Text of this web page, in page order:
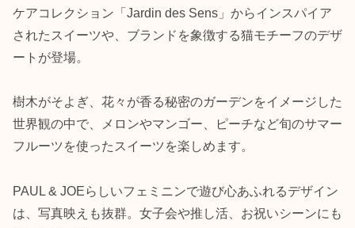
ケアコレクション「Jardin des Sens」からインスパイア
されたスイーツや、ブランドを象徴する猫モチーフのデザ
ートが登場。
樹木がそよぎ、花々が香る秘密のガーデンをイメージした
世界観の中で、メロンやマンゴー、ピーチなど旬のサマー
フルーツを使ったスイーツを楽しめます。
PAUL & JOEらしいフェミニンで遊び心あふれるデザイン
は、写真映えも抜群。女子会や推し活、お祝いシーンにも